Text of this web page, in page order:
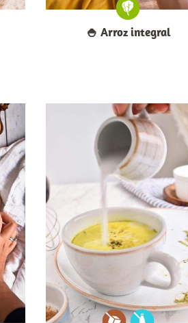
🍚​ Arroz integral